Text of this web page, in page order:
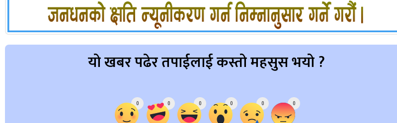
यो खबर पढेर तपाईलाई कस्तो महसुस भयो ?
0 0 0 0 0 0